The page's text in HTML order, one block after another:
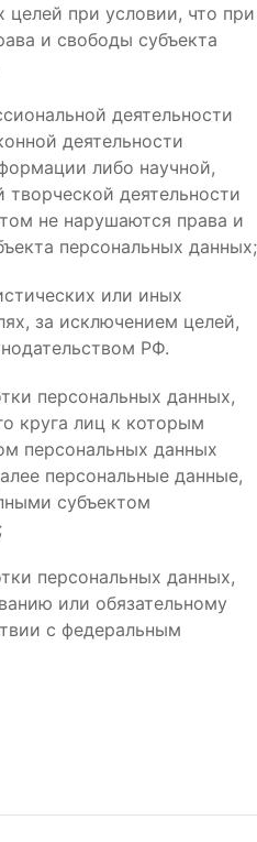
при условии, что при
и свободы субъекта
деятельности
деятельности
либо научной,
деятельности
не нарушаются права и
персональных данных;
или иных
за исключением целей,
РФ.
персональных данных,
круга лиц к которым
персональных данных
персональные данные,
субъектом
персональных данных,
или обязательному
с федеральным